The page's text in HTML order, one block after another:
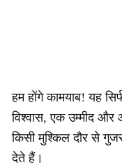
हम होंगे कामयाब! यह
विश्वास, एक उम्मीद
किसी मुश्किल दौर से
देते हैं।